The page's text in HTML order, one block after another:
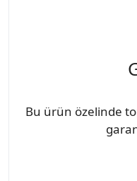
Bu ürün özelinde